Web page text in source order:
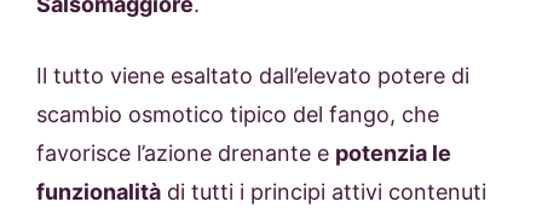
Il tutto viene esaltato dall’elevato potere di
scambio osmotico tipico del fango, che
favorisce l’azione drenante e potenzia le
funzionalità di tutti i principi attivi contenuti